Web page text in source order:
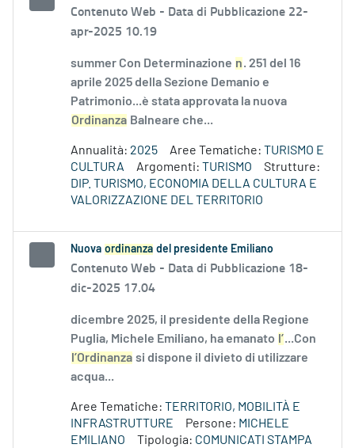
Contenuto Web - Data di Pubblicazione 22-
apr-2025 10.19
summer Con Determinazione n. 251 del 16
aprile 2025 della Sezione Demanio e
Patrimonio...è stata approvata la nuova
Ordinanza Balneare che...
Annualità: 2025 Aree Tematiche: TURISMO E
CULTURA
Argomenti: TURISMO
Strutture:
DIP. TURISMO, ECONOMIA DELLA CULTURA E
VALORIZZAZIONE DEL TERRITORIO
Nuova ordinanza del presidente Emiliano
Contenuto Web - Data di Pubblicazione 18-
dic-2025 17.04
dicembre 2025, il presidente della Regione
Puglia, Michele Emiliano, ha emanato l’...Con
l’Ordinanza si dispone il divieto di utilizzare
acqua...
Aree Tematiche: TERRITORIO, MOBILITÀ E
INFRASTRUTTURE
Persone: MICHELE
EMILIANO
Tipologia: COMUNICATI STAMPA